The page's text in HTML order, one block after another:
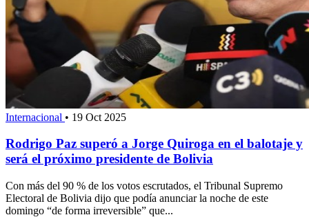
Internacional • 19 Oct 2025
Rodrigo Paz superó a Jorge Quiroga en el balotaje y
será el próximo presidente de Bolivia
Con más del 90 % de los votos escrutados, el Tribunal Supremo
Electoral de Bolivia dijo que podía anunciar la noche de este
domingo “de forma irreversible” que...